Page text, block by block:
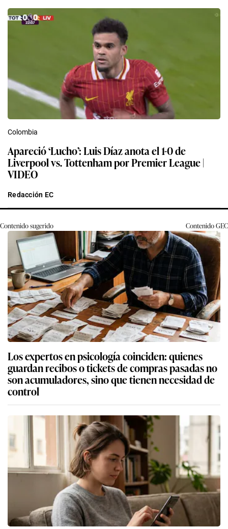
Colombia
Apareció ‘Lucho’: Luis Díaz anota el 1-0 de
Liverpool vs. Tottenham por Premier League |
VIDEO
Redacción EC
Contenido sugerido ContenidoGEC
Los expertos en psicología coinciden: quienes
guardan recibos o tickets de compras pasadas no
son acumuladores, sino que tienen necesidad de
control